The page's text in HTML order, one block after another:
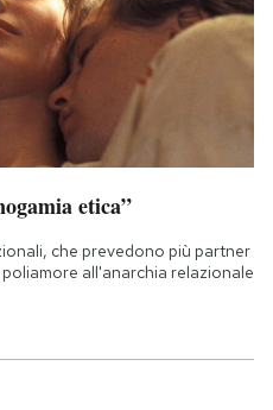
etica”
che prevedono più partner
all'anarchia relazionale